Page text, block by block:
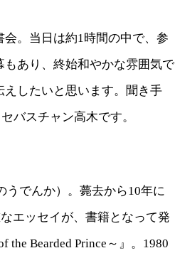
。当日は約1時間の中で、参
あり、終始和やかな雰囲気で
したいと思います。聞き手
バスチャン高木です。
うでんか）。薨去から10年に
エッセイが、書籍となって発
Bearded Prince～』。1980